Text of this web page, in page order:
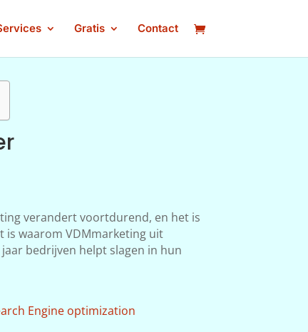
Gratis Contact
verandert voortdurend, en het is
is waarom VDMmarketing uit
bedrijven helpt slagen in hun
Engine optimization